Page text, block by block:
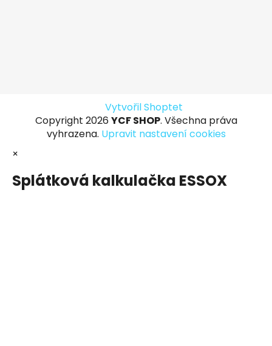
Vytvořil Shoptet
Copyright 2026 YCF SHOP. Všechna práva
vyhrazena. Upravit nastavení cookies
×
Splátková kalkulačka ESSOX